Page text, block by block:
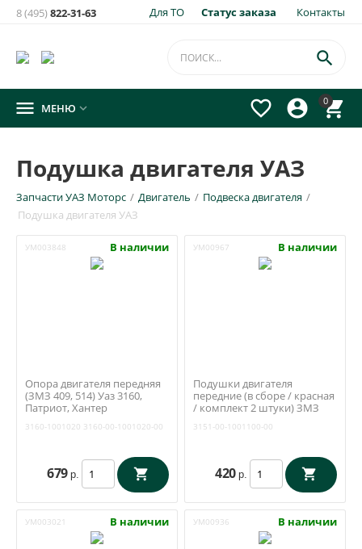
Для ТО Статус заказа Контакты
8 (495)822-31-63
0




 МЕНЮ 
Подушка двигателя УАЗ
Запчасти УАЗ Моторс / Двигатель / Подвеска двигателя /
Подушка двигателя УАЗ
УМ003848 В наличии
Опора двигателя передняя
(ЗМЗ 409, 514) Уаз 3160,
Патриот, Хантер
3160-1001020
3160-1001020 3160-00-1001020-00
679 р.
УМ00967 В наличии
Подушки двигателя
передние (в сборе / красная
/ комплект 2 штуки) ЗМЗ
Ульяновск) 3151-00-1001100-
3151-00-1001100-00
420 р.
УМ003021 В наличии УМ00936 В наличии